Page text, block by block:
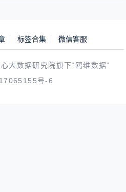
标签合集 微信客服
大数据研究院旗下“鸥维数据”
号-6